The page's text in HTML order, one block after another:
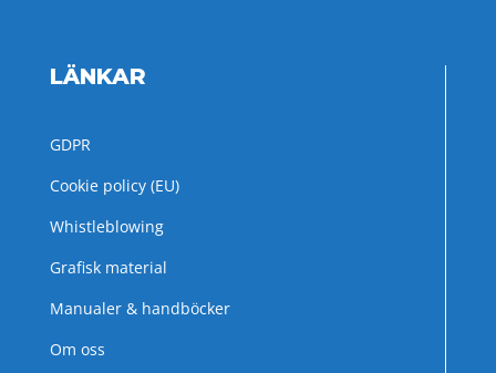
LÄNKAR
GDPR
Cookie policy (EU)
Whistleblowing
Grafisk material
Manualer & handböcker
Om oss